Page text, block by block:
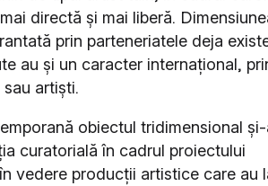
directă și mai liberă.
prin parteneriatele deja
au și un caracter internațional,
artiști.
obiectul tridimensional
curatorială în cadrul proiectului
vedere producții artistice care au